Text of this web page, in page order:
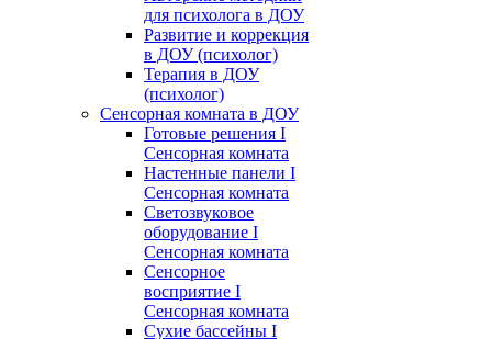
для психолога в ДОУ
Развитие и коррекция
в ДОУ (психолог)
Терапия в ДОУ
(психолог)
Сенсорная комната в ДОУ
Готовые решения I
Сенсорная комната
Настенные панели I
Сенсорная комната
Светозвуковое
оборудование I
Сенсорная комната
Сенсорное
восприятие I
Сенсорная комната
Сухие бассейны I